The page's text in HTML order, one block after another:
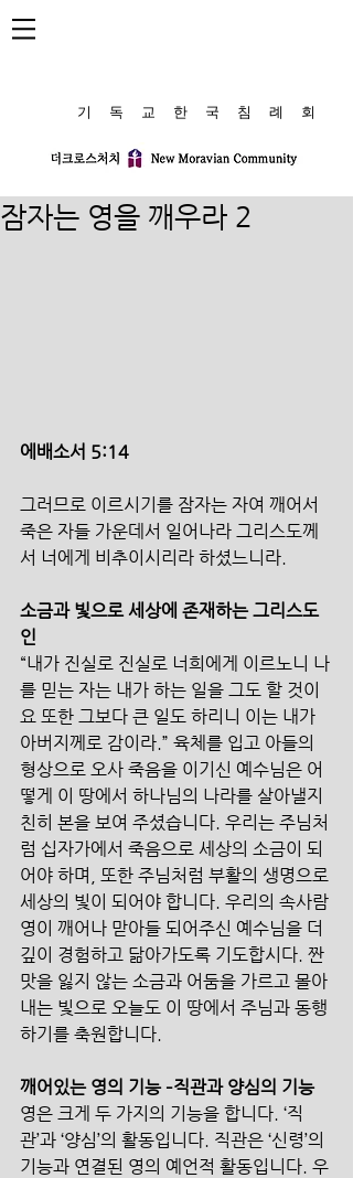
​기 독 교 한 국 침 례 회
잠자는 영을 깨우라 2
에배소서 5:14
그러므로 이르시기를 잠자는 자여 깨어서
죽은 자들 가운데서 일어나라 그리스도께
서 너에게 비추이시리라 하셨느니라.
소금과 빛으로 세상에 존재하는 그리스도
인
“내가 진실로 진실로 너희에게 이르노니 나
를 믿는 자는 내가 하는 일을 그도 할 것이
요 또한 그보다 큰 일도 하리니 이는 내가
아버지께로 감이라.” 육체를 입고 아들의
형상으로 오사 죽음을 이기신 예수님은 어
떻게 이 땅에서 하나님의 나라를 살아낼지
친히 본을 보여 주셨습니다. 우리는 주님처
럼 십자가에서 죽음으로 세상의 소금이 되
어야 하며, 또한 주님처럼 부활의 생명으로
세상의 빛이 되어야 합니다. 우리의 속사람
영이 깨어나 맏아들 되어주신 예수님을 더
깊이 경험하고 닮아가도록 기도합시다. 짠
맛을 잃지 않는 소금과 어둠을 가르고 몰아
내는 빛으로 오늘도 이 땅에서 주님과 동행
하기를 축원합니다.
깨어있는 영의 기능 –직관과 양심의 기능
영은 크게 두 가지의 기능을 합니다. ‘직
관’과 ‘양심’의 활동입니다. 직관은 ‘신령’의
기능과 연결된 영의 예언적 활동입니다. 우